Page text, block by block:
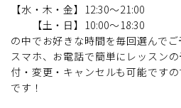
【水・木・金】12:30～21:00
【土・日】10:00～18:30
の中でお好きな時間を毎回選んでご
スマホ、お電話で簡単にレッスン
付・変更・キャンセルも可能です
です！